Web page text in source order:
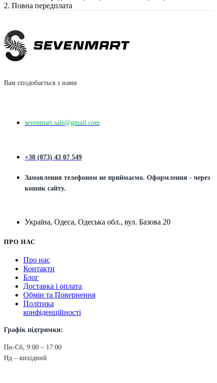
2. Повна передплата
Вам сподобається з нами
sevenmart.sale@gmail.com
+38 (073) 43 07 549
Замовлення телефоном не приймаємо. Оформлення - через
кошик сайту.
Україна, Одеса, Одеська обл., вул. Базова 20
ПРО НАС
Про нас
Контакти
Блог
Доставка і оплата
Обмін та Повернення
Політика
конфіденційності
Графік підтримки:
Пн-Сб, 9:00 – 17:00
Нд – вихідний